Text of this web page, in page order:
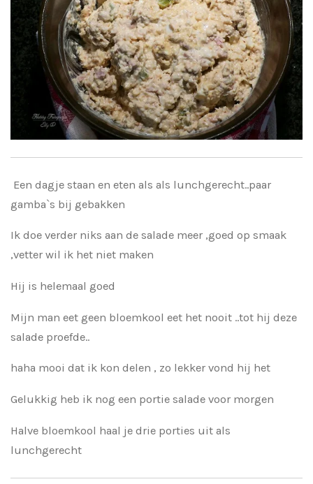
Een dagje staan en eten als als lunchgerecht..paar
gamba`s bij gebakken
Ik doe verder niks aan de salade meer ,goed op smaak
,vetter wil ik het niet maken
Hij is helemaal goed
Mijn man eet geen bloemkool eet het nooit ..tot hij deze
salade proefde..
haha mooi dat ik kon delen , zo lekker vond hij het
Gelukkig heb ik nog een portie salade voor morgen
Halve bloemkool haal je drie porties uit als
lunchgerecht